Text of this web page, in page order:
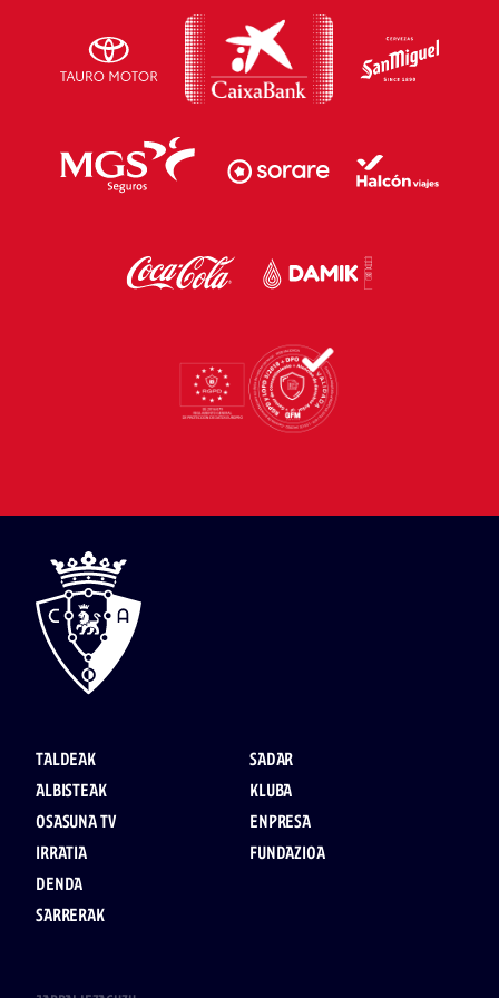
TALDEAK
ALBISTEAK
OSASUNA TV
IRRATIA
DENDA
SARRERAK
SADAR
KLUBA
ENPRESA
FUNDAZIOA